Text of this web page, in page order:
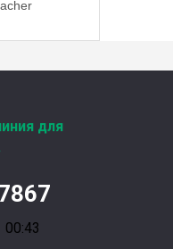
двигателей
для